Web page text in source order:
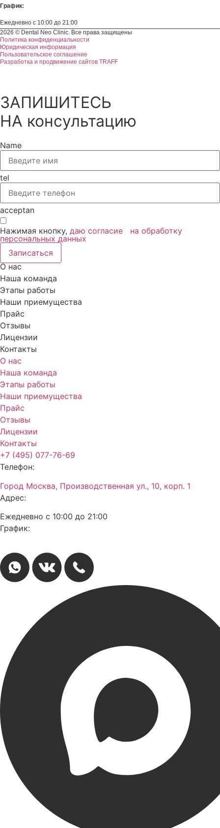
Ежедневно с 10:00 до 21:00
График:
2026 © Dental Neo Clinic. Все права защищены
Политика конфиденциальности
Юридическая информация
Пользовательское соглашение
Разработка и продвижение сайтов TRAFF
ЗАПИШИТЕСЬ
НА консультацию
Name
tel
acceptan
Нажимая кнопку, даю согласие на обработку
персональных данных
Записаться
О нас
Наша команда
Этапы работы
Наши приемущества
Прайс
Отзывы
Лицензии
Контакты
О нас
Наша команда
Этапы работы
Наши приемущества
Прайс
Отзывы
Лицензии
Контакты
+7 (495) 077-76-69
Телефон:
Город Москва, Производственная ул., 10, корп. 1
Адрес:
Ежедневно с 10:00 до 21:00
График: